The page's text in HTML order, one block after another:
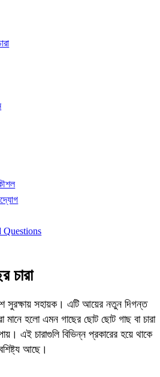
Questions
চারা
সুরক্ষায় সহায়ক। এটি আয়ের নতুন দিগন্ত
মানে হলো এমন গাছের ছোট ছোট গাছ বা চারা
এই চারাগুলি বিভিন্ন প্রকারের হয়ে থাকে
আছে।